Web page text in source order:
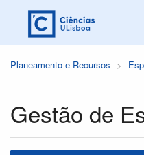
Planeamento e Recursos
Gestão de